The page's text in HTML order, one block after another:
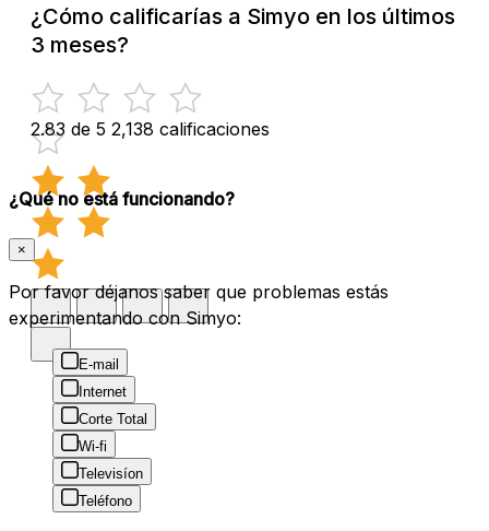
¿Cómo calificarías a Simyo en los últimos
3 meses?
2.83 de 5 2,138 calificaciones
¿Qué no está funcionando?
×
Por favor déjanos saber que problemas estás
experimentando con Simyo:
E-mail
Internet
Corte Total
Wi-fi
Televisíon
Teléfono